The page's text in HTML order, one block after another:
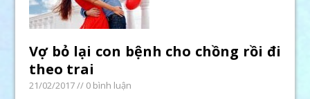
Vợ bỏ lại con bệnh cho chồng rồi đi
theo trai
21/02/2017// 0 bình luận